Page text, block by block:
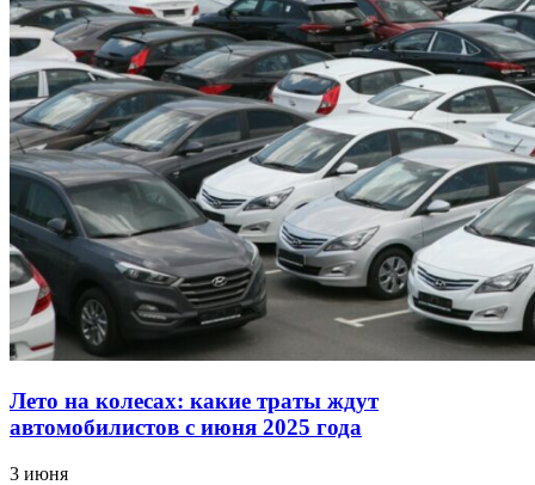
Лето на колесах: какие траты ждут
автомобилистов с июня 2025 года
3 июня